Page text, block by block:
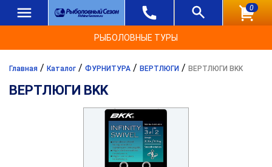
0
РЫБОЛОВНЫЕ ТУРЫ
Главная / Каталог / ФУРНИТУРА / ВЕРТЛЮГИ / ВЕРТЛЮГИ BKK
ВЕРТЛЮГИ BKK